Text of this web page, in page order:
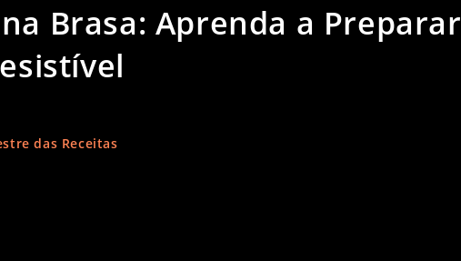
Brasa: Aprenda a Preparar
das Receitas